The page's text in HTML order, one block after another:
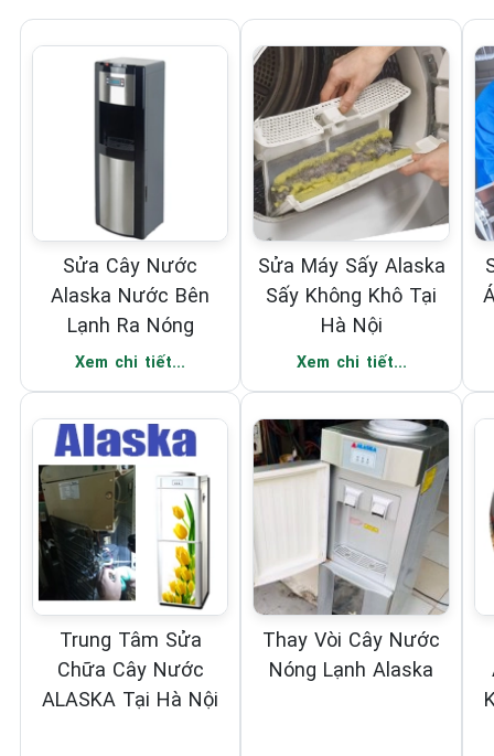
Sửa Cây Nước
Alaska Nước Bên
Lạnh Ra Nóng
Xem chi tiết...
Sửa Máy Sấy Alaska
Sấy Không Khô Tại
Hà Nội
Xem chi tiết...
Trung Tâm Sửa
Chữa Cây Nước
ALASKA Tại Hà Nội
Thay Vòi Cây Nước
Nóng Lạnh Alaska